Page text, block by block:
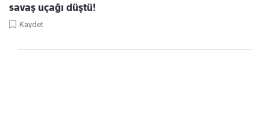
savaş uçağı düştü!
Kaydet